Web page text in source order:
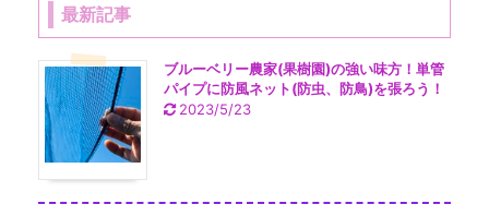
最新記事
ブルーベリー農家(果樹園)の強い味方！単管
パイプに防風ネット(防虫、防鳥)を張ろう！
2023/5/23